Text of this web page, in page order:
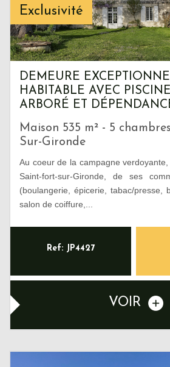
Exclusivité
DEMEURE
HABITABLE AVEC
ARBORÉ ET
Maison 535 m² - 5
Sur-Gironde
Au coeur de la campagne
Saint-fort-sur-Gironde, de ses
(boulangerie, épicerie, tabac/presse,
salon de coiffure,...
Ref: JP4427
VOIR